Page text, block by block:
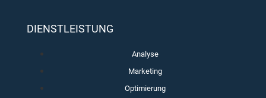
DIENSTLEISTUNG
Analyse
Marketing
Optimierung